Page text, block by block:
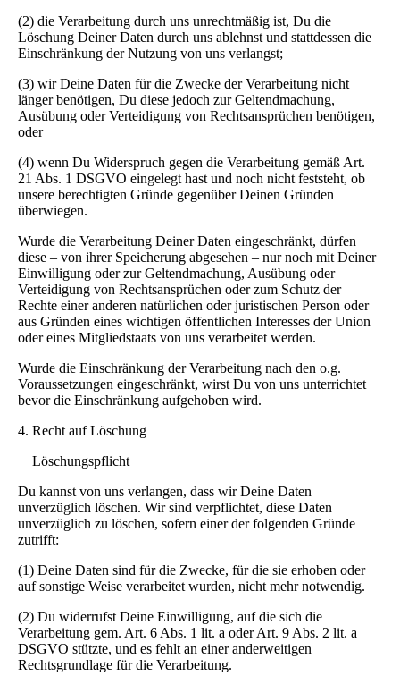
(2) die Verarbeitung durch uns unrechtmäßig ist, Du die
Löschung Deiner Daten durch uns ablehnst und stattdessen die
Einschränkung der Nutzung von uns verlangst;
(3) wir Deine Daten für die Zwecke der Verarbeitung nicht
länger benötigen, Du diese jedoch zur Geltendmachung,
Ausübung oder Verteidigung von Rechtsansprüchen benötigen,
oder
(4) wenn Du Widerspruch gegen die Verarbeitung gemäß Art.
21 Abs. 1 DSGVO eingelegt hast und noch nicht feststeht, ob
unsere berechtigten Gründe gegenüber Deinen Gründen
überwiegen.
Wurde die Verarbeitung Deiner Daten eingeschränkt, dürfen
diese – von ihrer Speicherung abgesehen – nur noch mit Deiner
Einwilligung oder zur Geltendmachung, Ausübung oder
Verteidigung von Rechtsansprüchen oder zum Schutz der
Rechte einer anderen natürlichen oder juristischen Person oder
aus Gründen eines wichtigen öffentlichen Interesses der Union
oder eines Mitgliedstaats von uns verarbeitet werden.
Wurde die Einschränkung der Verarbeitung nach den o.g.
Voraussetzungen eingeschränkt, wirst Du von uns unterrichtet
bevor die Einschränkung aufgehoben wird.
4. Recht auf Löschung
Löschungspflicht
Du kannst von uns verlangen, dass wir Deine Daten
unverzüglich löschen. Wir sind verpflichtet, diese Daten
unverzüglich zu löschen, sofern einer der folgenden Gründe
zutrifft:
(1) Deine Daten sind für die Zwecke, für die sie erhoben oder
auf sonstige Weise verarbeitet wurden, nicht mehr notwendig.
(2) Du widerrufst Deine Einwilligung, auf die sich die
Verarbeitung gem. Art. 6 Abs. 1 lit. a oder Art. 9 Abs. 2 lit. a
DSGVO stützte, und es fehlt an einer anderweitigen
Rechtsgrundlage für die Verarbeitung.